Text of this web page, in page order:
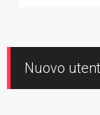
Nuovo